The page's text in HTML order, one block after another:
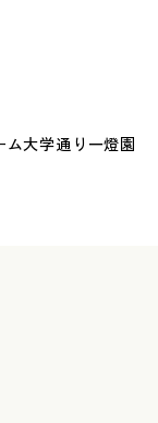
大学通り一燈園